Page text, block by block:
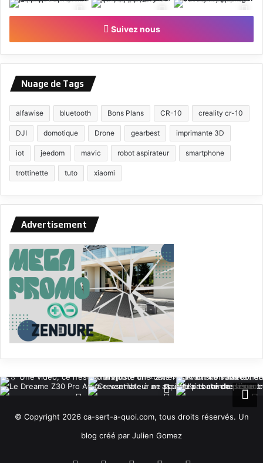
Suivez nous
Nuage de Tags
alfawise bluetooth Bons Plans CR-10 creality cr-10
DJI domotique Drone gearbest imprimante 3D
iot jeedom mavic robot aspirateur smartphone
trottinette tuto xiaomi
Advertisement
© Copyright 2026 ca-sert-a-quoi.com, tous droits réservés. Un
blog créé par Julien Gomez